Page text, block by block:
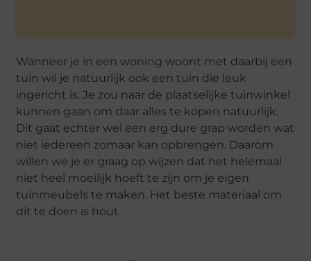
Wanneer je in een woning woont met daarbij een
tuin wil je natuurlijk ook een tuin die leuk
ingericht is. Je zou naar de plaatselijke tuinwinkel
kunnen gaan om daar alles te kopen natuurlijk.
Dit gaat echter wel een erg dure grap worden wat
niet iedereen zomaar kan opbrengen. Daarom
willen we je er graag op wijzen dat het helemaal
niet heel moeilijk hoeft te zijn om je eigen
tuinmeubels te maken. Het beste materiaal om
dit te doen is hout.